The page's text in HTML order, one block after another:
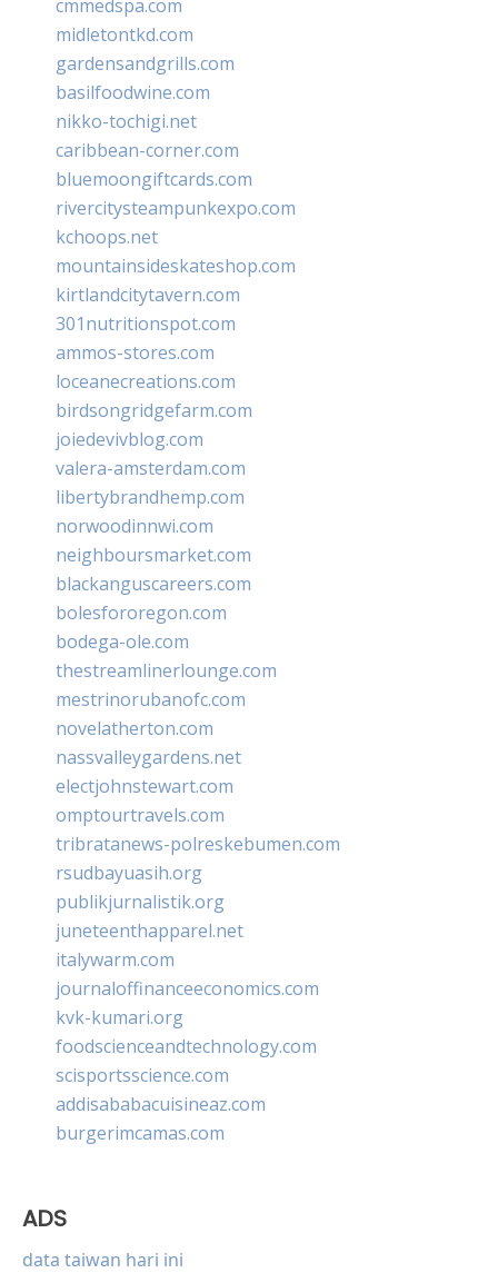
cmmedspa.com
midletontkd.com
gardensandgrills.com
basilfoodwine.com
nikko-tochigi.net
caribbean-corner.com
bluemoongiftcards.com
rivercitysteampunkexpo.com
kchoops.net
mountainsideskateshop.com
kirtlandcitytavern.com
301nutritionspot.com
ammos-stores.com
loceanecreations.com
birdsongridgefarm.com
joiedevivblog.com
valera-amsterdam.com
libertybrandhemp.com
norwoodinnwi.com
neighboursmarket.com
blackanguscareers.com
bolesfororegon.com
bodega-ole.com
thestreamlinerlounge.com
mestrinorubanofc.com
novelatherton.com
nassvalleygardens.net
electjohnstewart.com
omptourtravels.com
tribratanews-polreskebumen.com
rsudbayuasih.org
publikjurnalistik.org
juneteenthapparel.net
italywarm.com
journaloffinanceeconomics.com
kvk-kumari.org
foodscienceandtechnology.com
scisportsscience.com
addisababacuisineaz.com
burgerimcamas.com
ADS
data taiwan hari ini